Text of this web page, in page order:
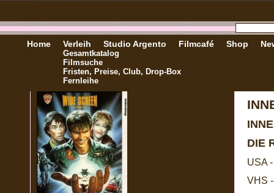
Home Verleih
Gesamtkatalog
Filmsuche
Fristen, Preise, Club, Drop-Box
Fernleihe
Studio Argento Filmcafé Shop
DIE
USA
VHS